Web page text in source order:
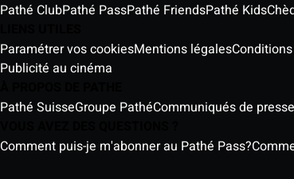
Pathé ClubPathé PassPathé FriendsPathé Kids
Paramétrer vos cookiesMentions légales
Publicité au cinéma
Pathé SuisseGroupe PathéCommuniqués de presse
Comment puis-je m'abonner au Pathé Pass?